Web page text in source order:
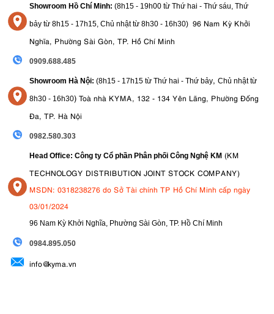
Showroom Hồ Chí Minh: (8h15 - 19h00 từ Thứ hai - Thứ sáu, Thứ
bảy từ 8h15 - 17h15, Chủ nhật từ 8h30 - 16h30) 96 Nam Kỳ Khởi
Nghĩa, Phường Sài Gòn, TP. Hồ Chí Minh
0909.688.485
Showroom Hà Nội: (8h15 - 17h15 từ Thứ hai - Thứ bảy, Chủ nhật từ
8h30 - 16h30) Toà nhà KYMA, 132 - 134 Yên Lãng, Phường Đống
Đa, TP. Hà Nội
0982.580.303
Head Office: Công ty Cổ phần Phân phối Công Nghệ KM (KM
TECHNOLOGY DISTRIBUTION JOINT STOCK COMPANY)
MSDN: 0318238276 do Sở Tài chính TP Hồ Chí Minh cấp ngày
03/01/2024
96 Nam Kỳ Khởi Nghĩa, Phường Sài Gòn, TP. Hồ Chí Minh
0984.895.050
info@kyma.vn